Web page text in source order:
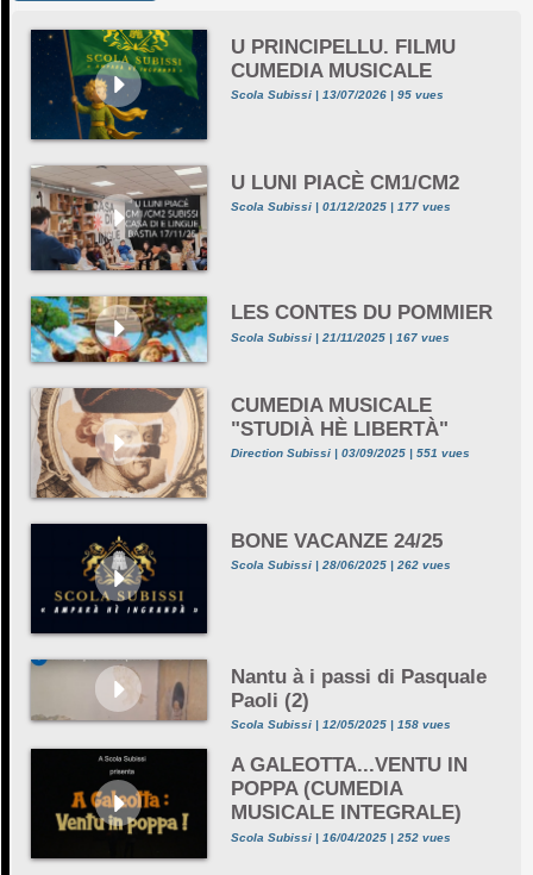
U PRINCIPELLU. FILMU
CUMEDIA MUSICALE
Scola Subissi | 13/07/2026 | 95 vues
U LUNI PIACÈ CM1/CM2
Scola Subissi | 01/12/2025 | 177 vues
LES CONTES DU POMMIER
Scola Subissi | 21/11/2025 | 167 vues
CUMEDIA MUSICALE
"STUDIÀ HÈ LIBERTÀ"
Direction Subissi | 03/09/2025 | 551 vues
BONE VACANZE 24/25
Scola Subissi | 28/06/2025 | 262 vues
Nantu à i passi di Pasquale
Paoli (2)
Scola Subissi | 12/05/2025 | 158 vues
A GALEOTTA...VENTU IN
POPPA (CUMEDIA
MUSICALE INTEGRALE)
Scola Subissi | 16/04/2025 | 252 vues